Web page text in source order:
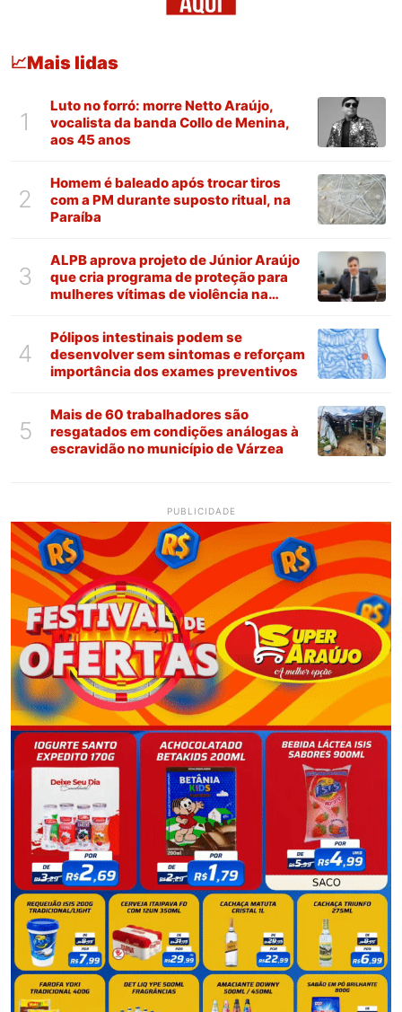
📈Mais lidas
1
Luto no forró: morre Netto Araújo,
vocalista da banda Collo de Menina,
aos 45 anos
2
Homem é baleado após trocar tiros
com a PM durante suposto ritual, na
Paraíba
3
ALPB aprova projeto de Júnior Araújo
que cria programa de proteção para
mulheres vítimas de violência na
4
Pólipos intestinais podem se
desenvolver sem sintomas e reforçam
importância dos exames preventivos
5
Mais de 60 trabalhadores são
resgatados em condições análogas à
escravidão no município de Várzea
PUBLICIDADE